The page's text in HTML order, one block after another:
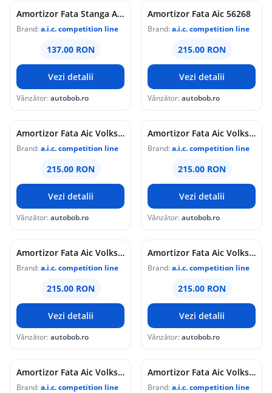
Amortizor Fata Stanga Aic Opel Vectra B 1995-2004 52619
Brand:a.i.c. competition line
137.00 RON
Vezi detalii
Vânzător:autobob.ro
Amortizor Fata Aic 56268
Brand:a.i.c. competition line
215.00 RON
Vezi detalii
Vânzător:autobob.ro
Amortizor Fata Aic Volkswagen Caddy 3 2004-2015 56268
Brand:a.i.c. competition line
215.00 RON
Vezi detalii
Vânzător:autobob.ro
Amortizor Fata Aic Volkswagen Golf 5 2003-2009 56268
Brand:a.i.c. competition line
215.00 RON
Vezi detalii
Vânzător:autobob.ro
Amortizor Fata Aic Volkswagen Golf 6 2008-2013 56268
Brand:a.i.c. competition line
215.00 RON
Vezi detalii
Vânzător:autobob.ro
Amortizor Fata Aic Volkswagen Golf Plus 2004-2013 56268
Brand:a.i.c. competition line
215.00 RON
Vezi detalii
Vânzător:autobob.ro
Amortizor Fata Aic Volkswagen Jetta 3 2005-2010 56268
Brand:a.i.c. competition line
Amortizor Fata Aic Volkswagen Jetta 4 2010 56268
Brand:a.i.c. competition line